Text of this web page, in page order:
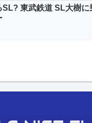
SL? 東武鉄道 SL大樹に